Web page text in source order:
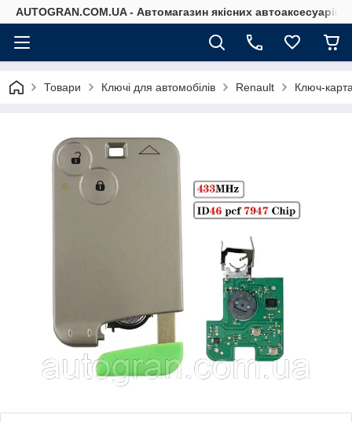
AUTOGRAN.COM.UA - Автомагазин якісних автоаксесуарів
Товари Ключі для автомобілів Renault Ключ-